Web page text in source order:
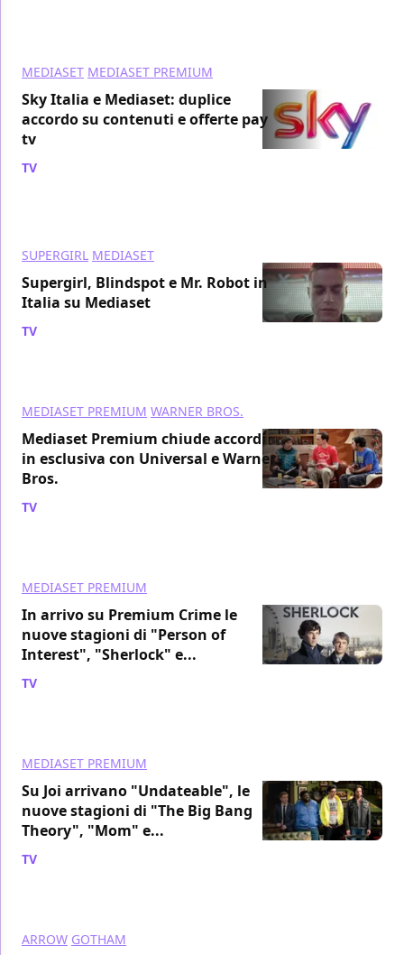
MEDIASET MEDIASET PREMIUM
Sky Italia e Mediaset: duplice
accordo su contenuti e offerte pay
tv
TV
SUPERGIRL MEDIASET
Supergirl, Blindspot e Mr. Robot in
Italia su Mediaset
TV
MEDIASET PREMIUM WARNER BROS.
Mediaset Premium chiude accordi
in esclusiva con Universal e Warner
Bros.
TV
MEDIASET PREMIUM
In arrivo su Premium Crime le
nuove stagioni di "Person of
Interest", "Sherlock" e...
TV
MEDIASET PREMIUM
Su Joi arrivano "Undateable", le
nuove stagioni di "The Big Bang
Theory", "Mom" e...
TV
ARROW GOTHAM